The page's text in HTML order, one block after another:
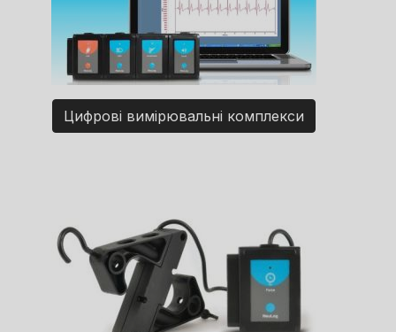
Цифрові вимірювальні комплекси